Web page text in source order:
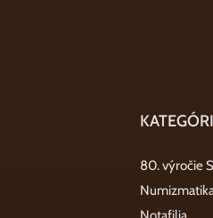
80. výročie